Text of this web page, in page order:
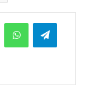
MessengerWhatsAppTelegram